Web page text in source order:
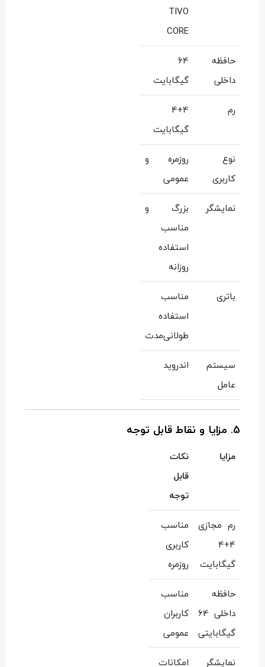
TIVO
CORE
حافظه
داخلی
64
گیگابایت
رم
4+4
گیگابایت
نوع
کاربری
روزمره و
عمومی
نمایشگر
بزرگ و
مناسب
استفاده
روزانه
باتری
مناسب
استفاده
طولانی‌مدت
سیستم
عامل
اندروید
5. مزایا و نقاط قابل توجه
مزایا
نکات
قابل
توجه
رم مجازی
4+4
گیگابایت
مناسب
کاربری
روزمره
حافظه
داخلی 64
گیگابایتی
مناسب
کاربران
عمومی
نمایشگر
امکانات